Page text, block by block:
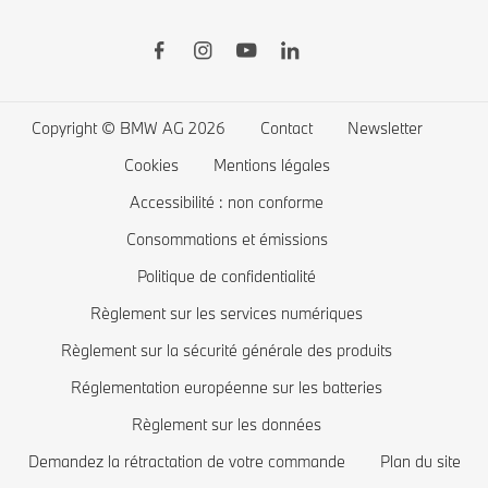
Mise à jour logiciel Remote Software Upgrade
Offres exclusives BMW
Comparez les modèles BMW
Boutique Lifestyle BMW
Reprise de votre véhicule
Réservez votre essai
Recommandation personnalisée de BMW
BMW Série 2
BMW Série 1
BMW M
Coût des voitures électriques
BMW hybrides rechargeables
Copyright © BMW AG 2026 Contact
Newsletter
Cookies
Mentions légales
Accessibilité : non conforme
Consommations et émissions
Politique de confidentialité
Règlement sur les services numériques
Règlement sur la sécurité générale des produits
Réglementation européenne sur les batteries
Règlement sur les données
Demandez la rétractation de votre commande
Plan du site